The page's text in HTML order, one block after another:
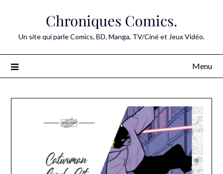
Chroniques Comics.
Un site qui parle Comics, BD, Manga, TV/Ciné et Jeux Vidéo.
Menu